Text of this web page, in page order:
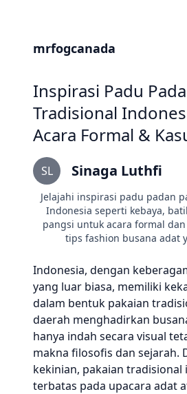
mrfogcanada
Inspirasi Padu
Tradisional
Acara Formal &
SL Sinaga Luthfi
Jelajahi inspirasi padu padan
Indonesia seperti kebaya,
pangsi untuk acara formal dan
tips fashion busana adat
Indonesia, dengan
yang luar biasa, memiliki
dalam bentuk pakaian
daerah menghadirkan
hanya indah secara visual
makna filosofis dan sejarah.
kekinian, pakaian tradisional
terbatas pada upacara adat